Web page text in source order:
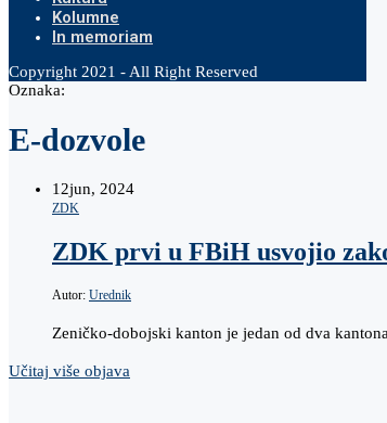
Kolumne
In memoriam
Copyright 2021 - All Right Reserved
Oznaka:
E-dozvole
12jun, 2024
ZDK
ZDK prvi u FBiH usvojio
Autor: Urednik
Zeničko-dobojski kanton je jedan od dva
Učitaj više objava